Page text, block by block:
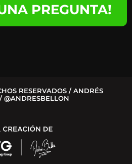
PREGUNTA!
RESERVADOS / ANDRÉS
@ANDRESBELLON